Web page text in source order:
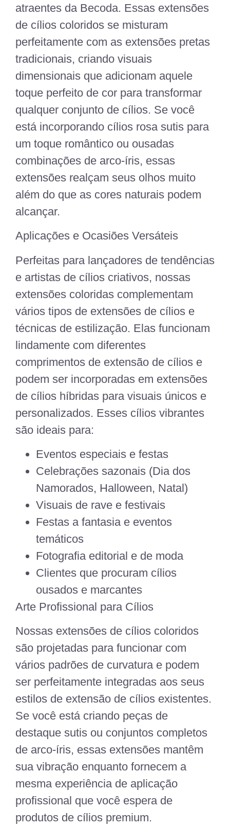
atraentes da Becoda. Essas extensões
de cílios coloridos se misturam
perfeitamente com as extensões pretas
tradicionais, criando visuais
dimensionais que adicionam aquele
toque perfeito de cor para transformar
qualquer conjunto de cílios. Se você
está incorporando cílios rosa sutis para
um toque romântico ou ousadas
combinações de arco-íris, essas
extensões realçam seus olhos muito
além do que as cores naturais podem
alcançar.
Aplicações e Ocasiões Versáteis
Perfeitas para lançadores de tendências
e artistas de cílios criativos, nossas
extensões coloridas complementam
vários tipos de extensões de cílios e
técnicas de estilização. Elas funcionam
lindamente com diferentes
comprimentos de extensão de cílios e
podem ser incorporadas em extensões
de cílios híbridas para visuais únicos e
personalizados. Esses cílios vibrantes
são ideais para:
Eventos especiais e festas
Celebrações sazonais (Dia dos
Namorados, Halloween, Natal)
Visuais de rave e festivais
Festas a fantasia e eventos
temáticos
Fotografia editorial e de moda
Clientes que procuram cílios
ousados e marcantes
Arte Profissional para Cílios
Nossas extensões de cílios coloridos
são projetadas para funcionar com
vários padrões de curvatura e podem
ser perfeitamente integradas aos seus
estilos de extensão de cílios existentes.
Se você está criando peças de
destaque sutis ou conjuntos completos
de arco-íris, essas extensões mantêm
sua vibração enquanto fornecem a
mesma experiência de aplicação
profissional que você espera de
produtos de cílios premium.